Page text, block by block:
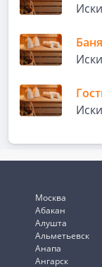
Москва
Абакан
Алушта
Альметьевск
Анапа
Ангарск